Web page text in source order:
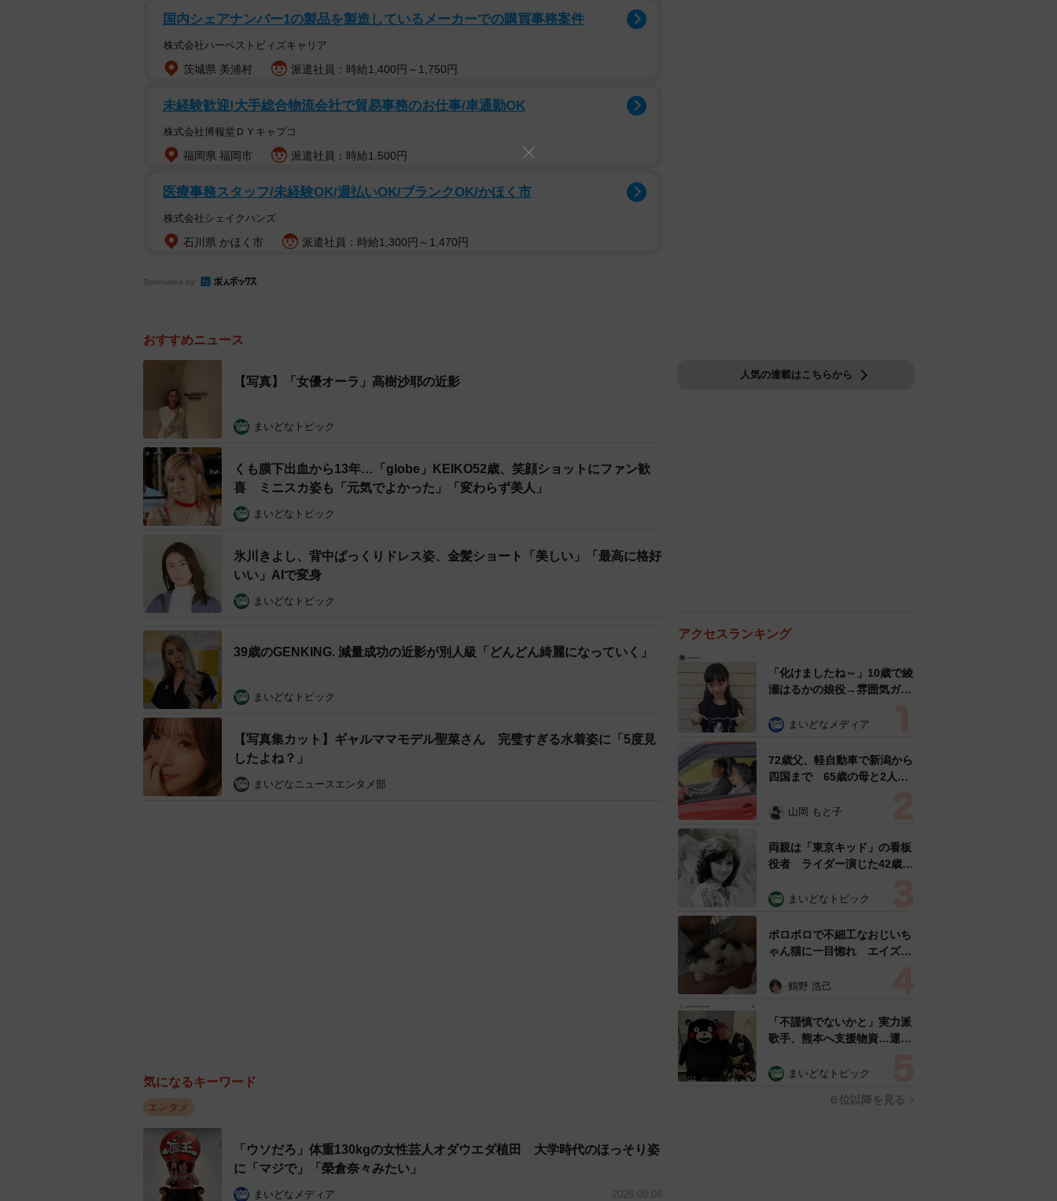
国内シェアナンバー1の製品を製造しているメーカーでの購買事務案件
株式会社ハーベストビィズキャリア
茨城県 美浦村 派遣社員：時給1,400円～1,750円
未経験歓迎!大手総合物流会社で貿易事務のお仕事/車通勤OK
株式会社博報堂ＤＹキャプコ
福岡県 福岡市 派遣社員：時給1,500円
医療事務スタッフ/未経験OK/週払いOK/ブランクOK/かほく市
株式会社シェイクハンズ
石川県 かほく市 派遣社員：時給1,300円～1,470円
Sponsored by
おすすめニュース
【写真】「女優オーラ」高樹沙耶の近影
まいどなトピック
くも膜下出血から13年…「globe」KEIKO52歳、笑顔ショットにファン歓
喜 ミニスカ姿も「元気でよかった」「変わらず美人」
まいどなトピック
氷川きよし、背中ぱっくりドレス姿、金髪ショート「美しい」「最高に格好
いい」AIで変身
まいどなトピック
39歳のGENKING. 減量成功の近影が別人級「どんどん綺麗になっていく」
まいどなトピック
【写真集カット】ギャルママモデル聖菜さん 完璧すぎる水着姿に「5度見
したよね？」
まいどなニュースエンタメ部
気になるキーワード
エンタメ
「ウソだろ」体重130kgの女性芸人オダウエダ植田 大学時代のほっそり姿
に「マジで」「榮倉奈々みたい」
まいどなメディア 2026.08.08
人気の連載はこちらから
アクセスランキング
「化けましたね～」10歳で綾
瀬はるかの娘役→雰囲気ガラ
雰囲気が」「宝塚に入れそ
まいどなメディア
72歳父、軽自動車で新潟から
四国まで 65歳の母と2人で
憩まで分刻み… 「大学生で
山岡 もと子
両親は「東京キッド」の看板
役者 ライダー演じた42歳元
ングフォト」計画を明言
む」
まいどなトピック
ボロボロで不細工なおじいち
ゃん猫に一目惚れ エイズだ
暮らすと「おじ猫」だって可
鶴野 浩己
「不謹慎でないかと」実力派
歌手、熊本へ支援物資…運搬
めらい 「痛いほど伝わる」
まいどなトピック
６位以降を見る